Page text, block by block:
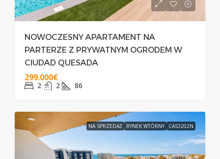
NOWOCZESNY APARTAMENT NA
PARTERZE Z PRYWATNYM OGRODEM W
CIUDAD QUESADA
299.000€
2 2 86
NA SPRZEDAŻ RYNEK WTÓRNY CAS3202N